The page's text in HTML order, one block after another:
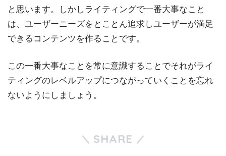
と思います。しかしライティングで一番大事なこと
は、ユーザーニーズをとことん追求しユーザーが満足
できるコンテンツを作ることです。
この一番大事なことを常に意識することでそれがライ
ティングのレベルアップにつながっていくことを忘れ
ないようにしましょう。
SHARE